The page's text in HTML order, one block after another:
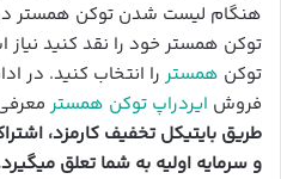
هنگام لیست شدن توکن همستر در
توکن همستر خود را نقد کنید
توکن همستر را انتخاب کنید. در
فروش ایردراپ توکن همستر
و سرمایه اولیه به شما تعلق